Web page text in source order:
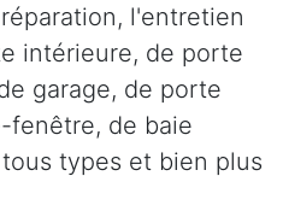
l'entretien
intérieure, de porte
garage, de porte
fenêtre, de baie
types et bien plus